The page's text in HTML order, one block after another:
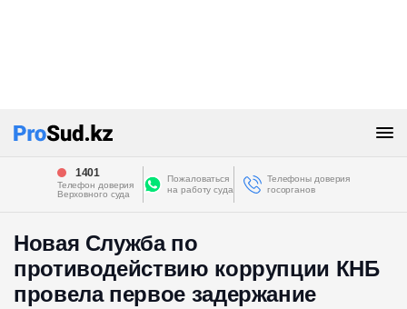
1401
Телефон доверия
Верховного суда
Пожаловаться
на работу суда
Телефоны доверия
госорганов
Новая Служба по
противодействию коррупции КНБ
провела первое задержание